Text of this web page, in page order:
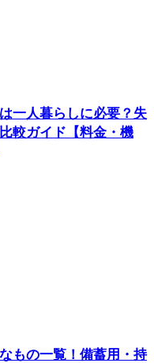
一人暮らしに必要？失
較ガイド【料金・機
もの一覧！備蓄用・持